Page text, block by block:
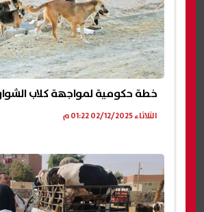
خطة حكومية لمواجهة كلاب
الثلاثاء 02/12/2025 01:22 م